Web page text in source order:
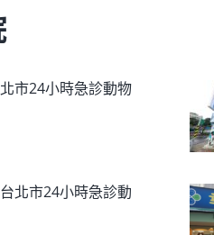
市24小時急診動物
北市24小時急診動